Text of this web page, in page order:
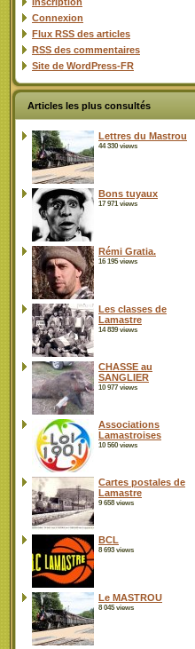
Connexion
Flux RSS des articles
RSS des commentaires
Site de WordPress-FR
Articles les plus consultés
Lettres du Mastrou
44 330 views
Bons tuyaux
17 971 views
Rémi Gratia.
16 195 views
Les classes de
Lamastre
14 839 views
CHASSE au
SANGLIER
10 977 views
Associations
Lamastroises
10 560 views
Cartes postales de
Lamastre
9 658 views
BCL
8 693 views
Le MASTROU
8 045 views